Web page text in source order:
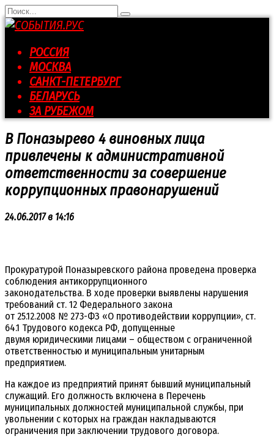
Перейти
к
контенту
Search
for:
РОССИЯ
МОСКВА
САНКТ-ПЕТЕРБУРГ
БЕЛАРУСЬ
ЗА РУБЕЖОМ
В Поназырево 4 виновных лица
привлечены к административной
ответственности за совершение
коррупционных правонарушений
24.06.2017 в 14:16
Прокуратурой Поназыревского района проведена проверка
соблюдения антикоррупционного
законодательства. В ходе проверки выявлены нарушения
требований ст. 12 Федерального закона
от 25.12.2008 № 273-ФЗ «О противодействии коррупции», ст.
64.1 Трудового кодекса РФ, допущенные
двумя юридическими лицами – обществом с ограниченной
ответственностью и муниципальным унитарным
предприятием.
На каждое из предприятий принят бывший муниципальный
служащий. Его должность включена в Перечень
муниципальных должностей муниципальной службы, при
увольнении с которых на граждан накладываются
ограничения при заключении трудового договора.